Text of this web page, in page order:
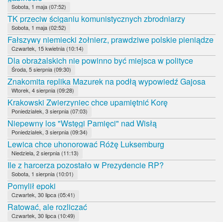
Sobota, 1 maja (07:52)
TK przeciw ściganiu komunistycznych zbrodniarzy
Sobota, 1 maja (02:52)
Fałszywy niemiecki żołnierz, prawdziwe polskie pieniądze
Czwartek, 15 kwietnia (10:14)
Dla obrażalskich nie powinno być miejsca w polityce
Środa, 5 sierpnia (09:30)
Znakomita replika Mazurek na podłą wypowiedź Gajosa
Wtorek, 4 sierpnia (09:28)
Krakowski Zwierzyniec chce upamiętnić Korę
Poniedziałek, 3 sierpnia (07:03)
Niepewny los "Wstęgi Pamięci" nad Wisłą
Poniedziałek, 3 sierpnia (09:34)
Lewica chce uhonorować Różę Luksemburg
Niedziela, 2 sierpnia (11:13)
Ile z harcerza pozostało w Prezydencie RP?
Sobota, 1 sierpnia (10:01)
Pomylił epoki
Czwartek, 30 lipca (05:41)
Ratować, ale rozliczać
Czwartek, 30 lipca (10:49)